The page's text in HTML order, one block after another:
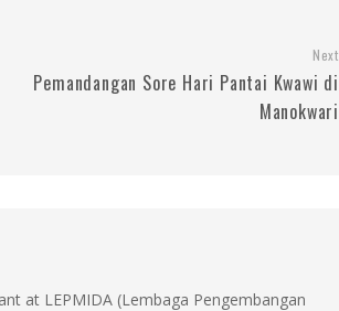
Next
Pemandangan Sore Hari Pantai Kwawi di
Manokwari
at LEPMIDA (Lembaga Pengembangan